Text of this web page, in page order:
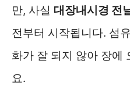
만, 사실 대장내시경 전
전부터 시작됩니다. 섬
화가 잘 되지 않아 장에
요.